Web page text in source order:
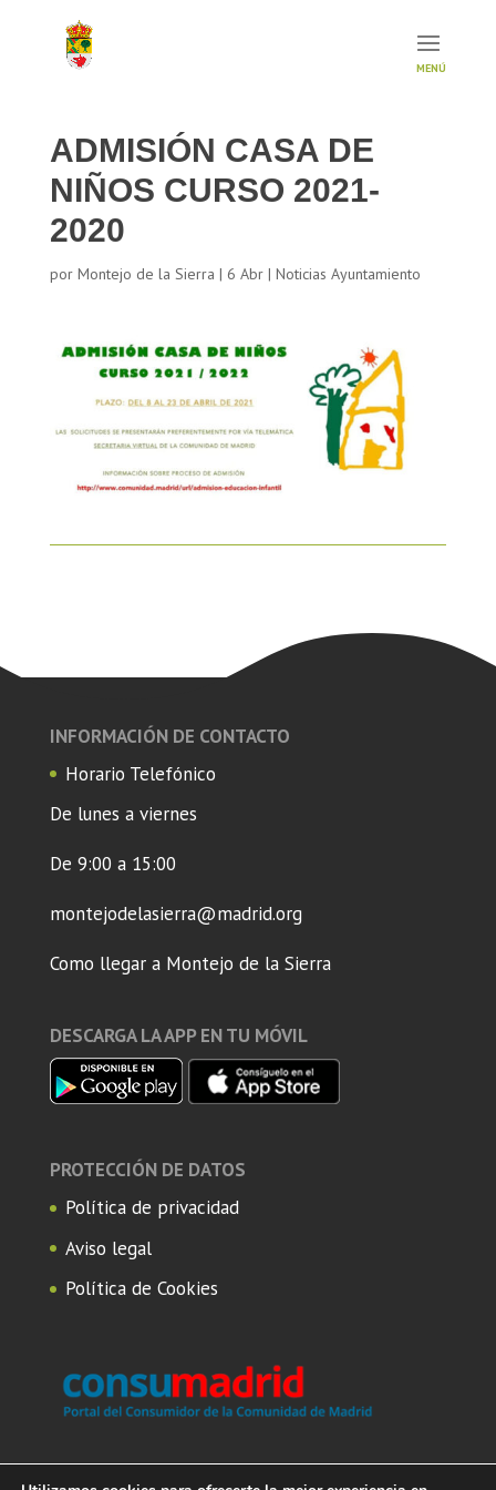
ADMISIÓN CASA DE
NIÑOS CURSO 2021-
2020
por Montejo de la Sierra | 6 Abr| Noticias Ayuntamiento
INFORMACIÓN DE CONTACTO
Horario Telefónico
De lunes a viernes
De 9:00 a 15:00
montejodelasierra@madrid.org
Como llegar a Montejo de la Sierra
DESCARGA LA APP EN TU MÓVIL
PROTECCIÓN DE DATOS
Política de privacidad
Aviso legal
Política de Cookies